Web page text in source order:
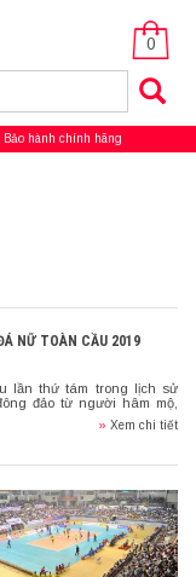
0
Bảo hành chính hãng
NỮ TOÀN CẦU 2019
lần thứ tám trong lịch sử
đảo từ người hâm mộ,
» Xem chi tiết